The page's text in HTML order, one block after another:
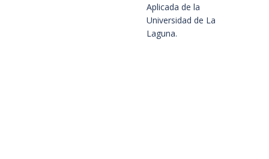
Aplicada de la
Universidad de La
Laguna.